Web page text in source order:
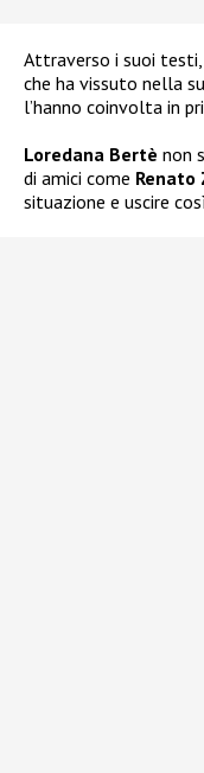
Attraverso i suoi testi,
che ha vissuto nella
l’hanno coinvolta in
Loredana Bertè non
di amici come Renato
situazione e uscire